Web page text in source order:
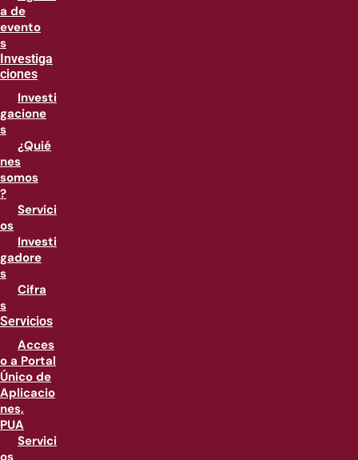
a de
evento
s
Investiga
ciones
Investi
gacione
s
¿Quié
nes
somos
?
Servici
os
Investi
gadore
s
Cifra
s
Servicios
Acces
o a Portal
Único de
Aplicacio
nes,
PUA
Servici
os